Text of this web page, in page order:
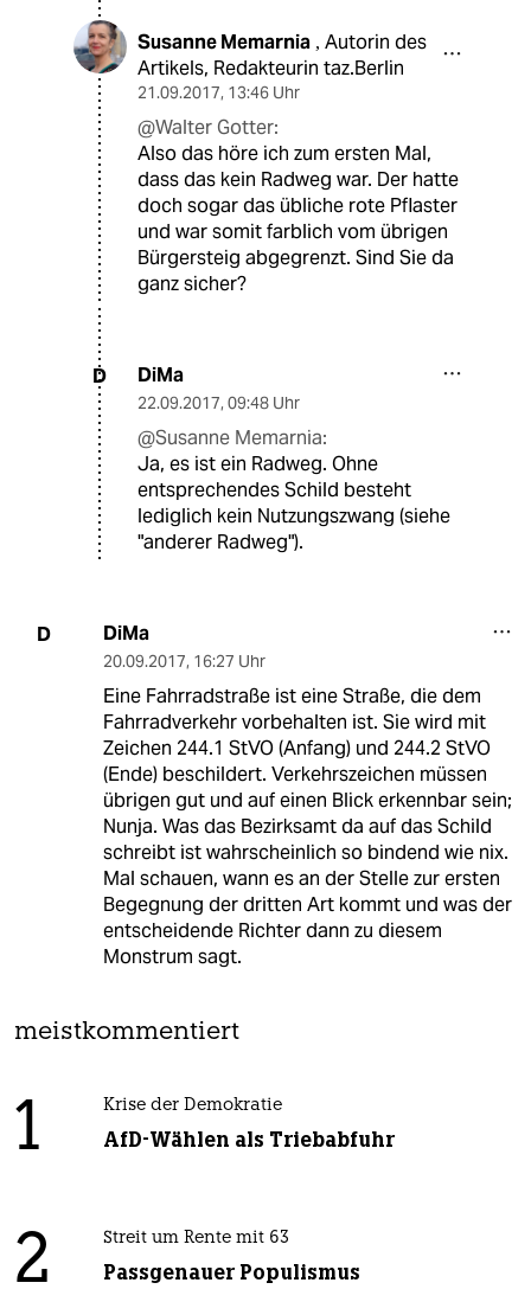
Susanne Memarnia , Autorin des
Artikels, Redakteurin taz.Berlin
21.09.2017, 13:46 Uhr
@Walter Gotter:
Also das höre ich zum ersten Mal,
dass das kein Radweg war. Der hatte
doch sogar das übliche rote Pflaster
und war somit farblich vom übrigen
Bürgersteig abgegrenzt. Sind Sie da
ganz sicher?
D DiMa
22.09.2017, 09:48 Uhr
@Susanne Memarnia:
Ja, es ist ein Radweg. Ohne
entsprechendes Schild besteht
lediglich kein Nutzungszwang (siehe
"anderer Radweg").
D DiMa
20.09.2017, 16:27 Uhr
Eine Fahrradstraße ist eine Straße, die dem
Fahrradverkehr vorbehalten ist. Sie wird mit
Zeichen 244.1 StVO (Anfang) und 244.2 StVO
(Ende) beschildert. Verkehrszeichen müssen
übrigen gut und auf einen Blick erkennbar sein;
Nunja. Was das Bezirksamt da auf das Schild
schreibt ist wahrscheinlich so bindend wie nix.
Mal schauen, wann es an der Stelle zur ersten
Begegnung der dritten Art kommt und was der
entscheidende Richter dann zu diesem
Monstrum sagt.
meistkommentiert
1 Krise der Demokratie
AfD-Wählen als Triebabfuhr
2 Streit um Rente mit 63
Passgenauer Populismus